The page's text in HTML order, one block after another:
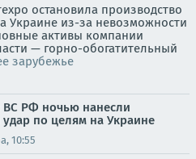
остановила производство
Украине из-за невозможности
активы компании
— горно-обогатительный
зарубежье
ВС РФ ночью нанесли
по целям на Украине
10:55